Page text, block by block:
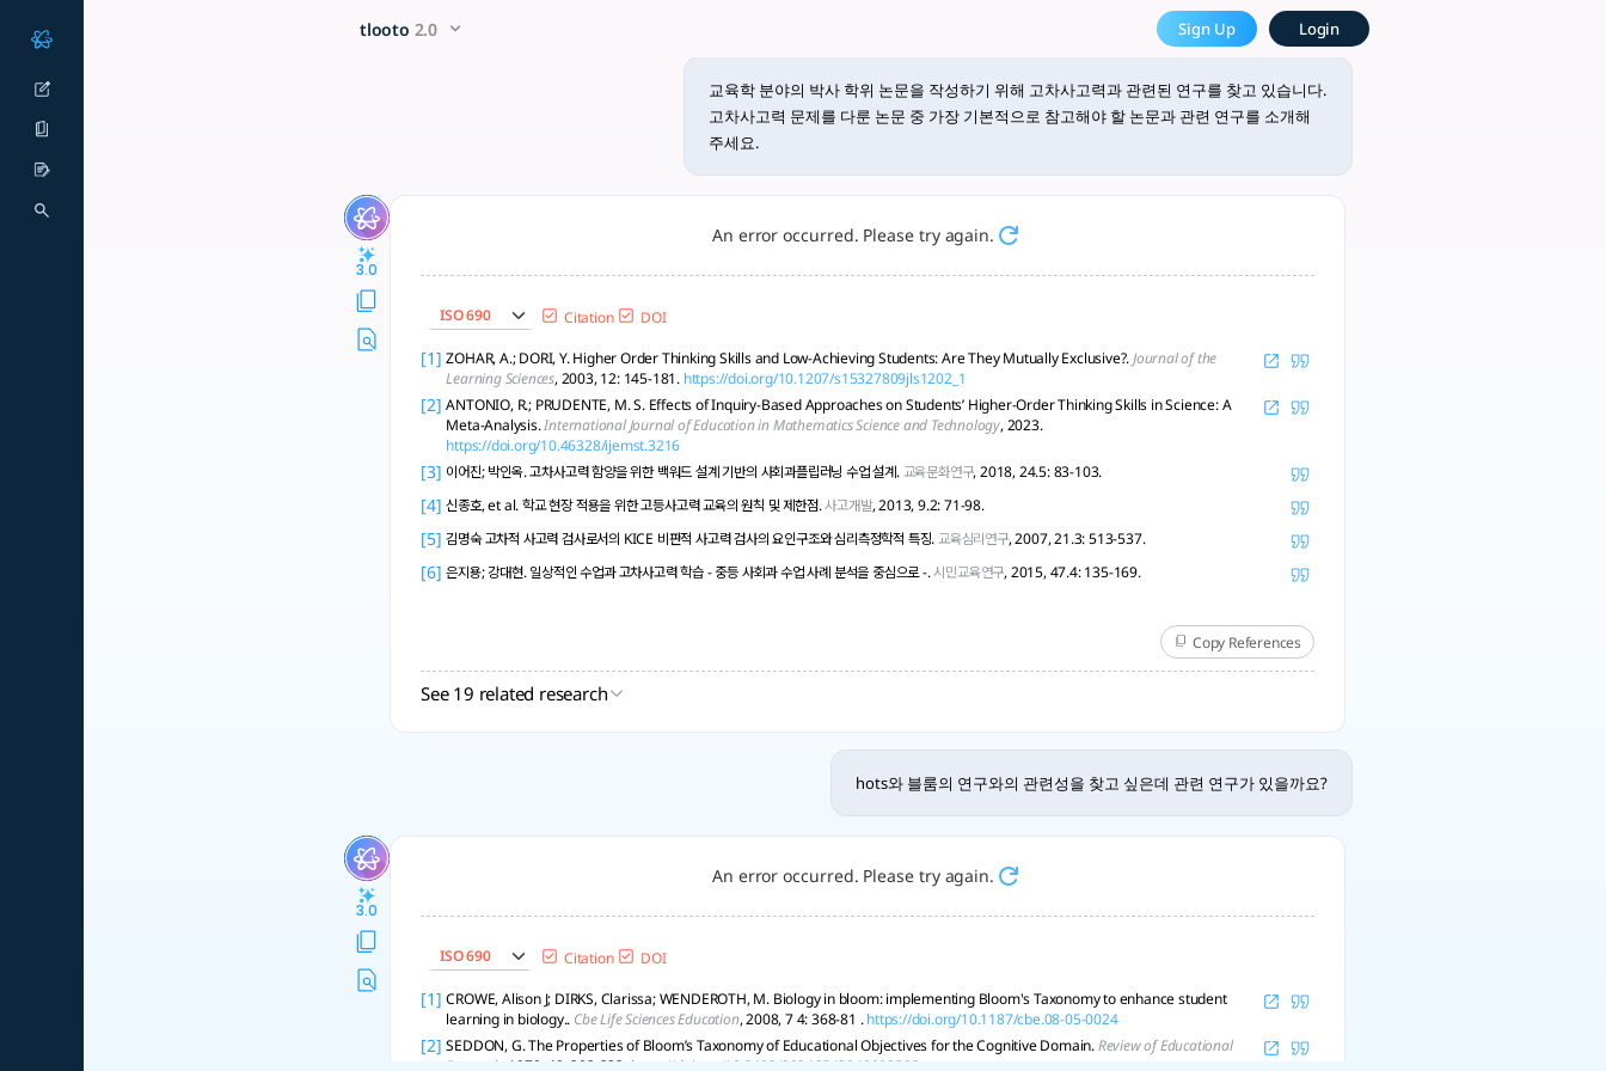
교육학 분야의 박사 학위 논문을 작성하기 위해 고차사고력과 관련된 연구를 찾고 있습니다. 고차사고
Zohar & Dori(2003) 연구는 고차사고력 교육의 효과를 실증하며 국내외 고찰에 필수적이다. - tlooto, AI-Powered Assistant for Academic and Research
tlooto 2.0 Sign Up Login
교육학 분야의 박사 학위 논문을 작성하기 위해 고차사고력과 관련된 연구를 찾고 있습니다.
고차사고력 문제를 다룬 논문 중 가장 기본적으로 참고해야 할 논문과 관련 연구를 소개해
3.0
An error occurred. Please try again.
ISO 690 Citation DOI
[1] ZOHAR, A.; DORI, Y. Higher Order Thinking Skills and Low-Achieving Students: Are They Mutually Exclusive?.Journal of the
Learning Sciences, 2003, 12: 145-181. https://doi.org/10.1207/s15327809jls1202_1
[2] ANTONIO, R.; PRUDENTE, M. S. Effects of Inquiry-Based Approaches on Students’ Higher-Order Thinking Skills in Science: A
Meta-Analysis.International Journal of Education in Mathematics Science and Technology, 2023.
https://doi.org/10.46328/ijemst.3216
[3] 이어진; 박인옥. 고차사고력 함양을 위한 백워드 설계 기반의 사회과플립러닝 수업 설계. 교육문화연구, 2018, 24.5: 83-103.
[4] 신종호, et al. 학교 현장 적용을 위한 고등사고력 교육의 원칙 및 제한점.사고개발, 2013, 9.2: 71-98.
[5] 김명숙 고차적 사고력 검사로서의 KICE 비판적 사고력 검사의 요인구조와 심리측정학적 특징. 교육심리연구, 2007, 21.3: 513-537.
[6] 은지용; 강대현. 일상적인 수업과 고차사고력 학습 - 중등 사회과 수업 사례 분석을 중심으로 -.시민교육연구, 2015, 47.4: 135-169.
Copy References
See 19 related research
hots와 블룸의 연구와의 관련성을 찾고 싶은데 관련 연구가 있을까요?
3.0
An error occurred. Please try again.
ISO 690 Citation DOI
[1] CROWE, Alison J; DIRKS, Clarissa; WENDEROTH, M. Biology in bloom: implementing Bloom's Taxonomy to enhance student
learning in biology.. Cbe Life Sciences Education, 2008, 7 4: 368-81 . https://doi.org/10.1187/cbe.08-05-0024
[2] SEDDON, G. The Properties of Bloom’s Taxonomy of Educational Objectives for the Cognitive Domain.Review of Educational
Research
, 1978, 48: 303-323. https://doi.org/10.3102/00346543048002303
x5 Smarter!